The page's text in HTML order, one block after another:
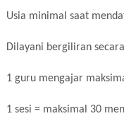
Usia minimal saat
Dilayani bergiliran
1 guru mengajar
1 sesi = maksimal 30